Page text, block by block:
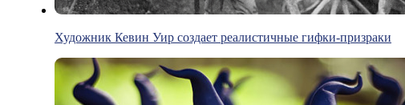
Художник Кевин Уир создает реалистичные гифки-призраки